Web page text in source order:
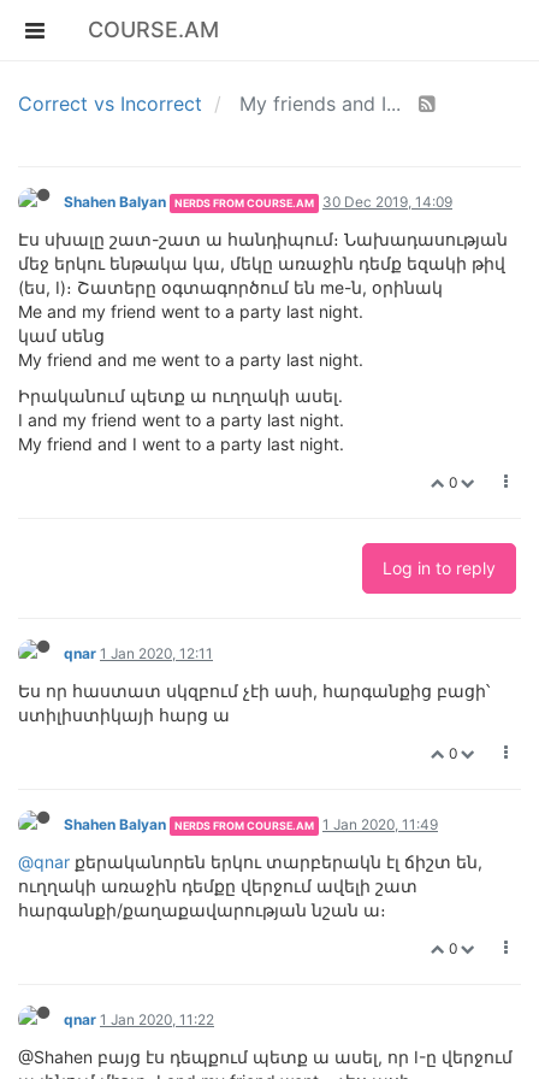
COURSE.AM
Correct vs Incorrect My friends and I...
Shahen Balyan NERDS FROM COURSE.AM 30 Dec 2019, 14:09
Էս սխալը շատ-շատ ա հանդիպում։ Նախադասության
մեջ երկու ենթակա կա, մեկը առաջին դեմք եզակի թիվ
(ես, I)։ Շատերը օգտագործում են me-ն, օրինակ
Me and my friend went to a party last night.
կամ սենց
My friend and me went to a party last night.
Իրականում պետք ա ուղղակի ասել.
I and my friend went to a party last night.
My friend and I went to a party last night.
0
Log in to reply
qnar 1 Jan 2020, 12:11
Ես որ հաստատ սկզբում չէի ասի, հարգանքից բացի՝
ստիլիստիկայի հարց ա
0
Shahen Balyan NERDS FROM COURSE.AM 1 Jan 2020, 11:49
@qnar քերականորեն երկու տարբերակն էլ ճիշտ են,
ուղղակի առաջին դեմքը վերջում ավելի շատ
հարգանքի/քաղաքավարության նշան ա։
0
qnar 1 Jan 2020, 11:22
@Shahen բայց էս դեպքում պետք ա ասել, որ I-ը վերջում